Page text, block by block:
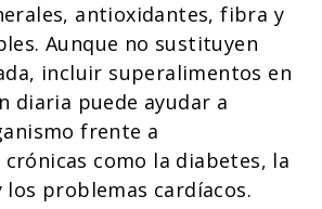
antioxidantes, fibra y
Aunque no sustituyen
incluir superalimentos en
diaria puede ayudar a
frente a
como la diabetes, la
problemas cardíacos.